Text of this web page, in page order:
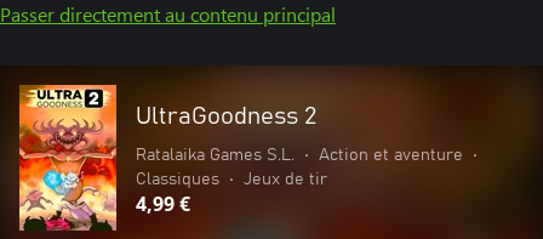
Passer directement au contenu principal
UltraGoodness 2
Ratalaika Games S.L. • Action et aventure
•
Classiques
• Jeux de tir
4,99 €